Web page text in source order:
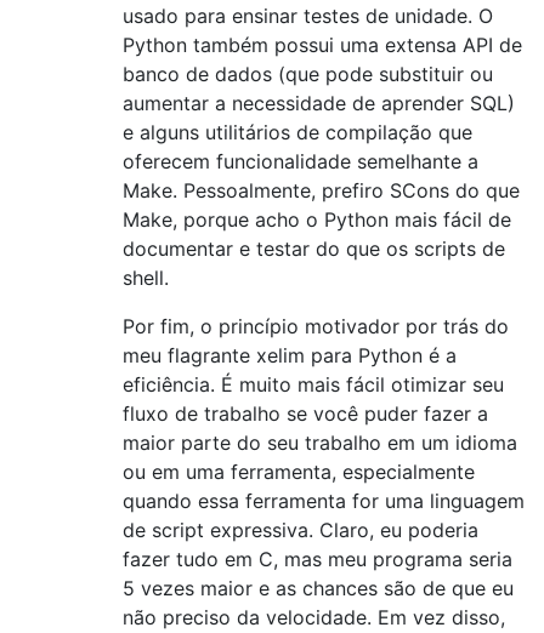
usado para ensinar testes de unidade. O
Python também possui uma extensa API de
banco de dados (que pode substituir ou
aumentar a necessidade de aprender SQL)
e alguns utilitários de compilação que
oferecem funcionalidade semelhante a
Make. Pessoalmente, prefiro SCons do que
Make, porque acho o Python mais fácil de
documentar e testar do que os scripts de
shell.
Por fim, o princípio motivador por trás do
meu flagrante xelim para Python é a
eficiência. É muito mais fácil otimizar seu
fluxo de trabalho se você puder fazer a
maior parte do seu trabalho em um idioma
ou em uma ferramenta, especialmente
quando essa ferramenta for uma linguagem
de script expressiva. Claro, eu poderia
fazer tudo em C, mas meu programa seria
5 vezes maior e as chances são de que eu
não preciso da velocidade. Em vez disso,